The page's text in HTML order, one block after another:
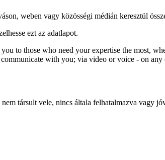
weben vagy közösségi médián keresztül
ezt az adatlapot.
to those who need your expertise the most,
with you; via video or voice - on
társult vele, nincs általa felhatalmazva vagy